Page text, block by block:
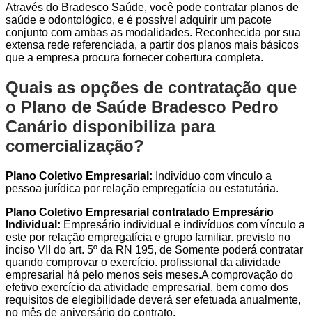
Através do Bradesco Saúde, você pode contratar planos de
saúde e odontológico, e é possível adquirir um pacote
conjunto com ambas as modalidades. Reconhecida por sua
extensa rede referenciada, a partir dos planos mais básicos
que a empresa procura fornecer cobertura completa.
Quais as opções de contratação que
o Plano de Saúde Bradesco Pedro
Canário disponibiliza para
comercialização?
Plano Coletivo Empresarial: Indivíduo com vínculo a
pessoa jurídica por relação empregatícia ou estatutária.
Plano Coletivo Empresarial contratado Empresário
Individual: Empresário individual e indivíduos com vínculo a
este por relação empregatícia e grupo familiar. previsto no
inciso VII do art. 5º da RN 195, de Somente poderá contratar
quando comprovar o exercício. profissional da atividade
empresarial há pelo menos seis meses.A comprovação do
efetivo exercício da atividade empresarial. bem como dos
requisitos de elegibilidade deverá ser efetuada anualmente,
no mês de aniversário do contrato.